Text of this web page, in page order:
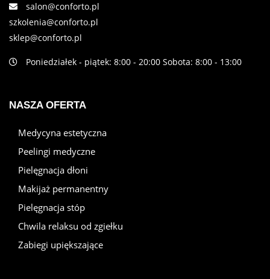
salon@conforto.pl
szkolenia@conforto.pl
sklep@conforto.pl
Poniedziałek - piątek: 8:00 - 20:00 Sobota: 8:00 - 13:00
NASZA OFERTA
Medycyna estetyczna
Peelingi medyczne
Pielęgnacja dłoni
Makijaż permanentny
Pielęgnacja stóp
Chwila relaksu od zgiełku
Zabiegi upiększające